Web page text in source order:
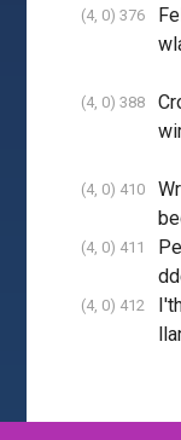
(4, 0) 376
(4, 0) 388
(4, 0) 410
(4, 0) 411
(4, 0) 412